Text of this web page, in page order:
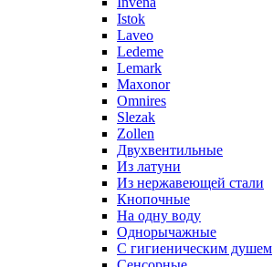
Istok
Laveo
Ledeme
Lemark
Maxonor
Omnires
Slezak
Zollen
Двухвентильные
Из латуни
Из нержавеющей стали
Кнопочные
На одну воду
Однорычажные
С гигиеническим душем